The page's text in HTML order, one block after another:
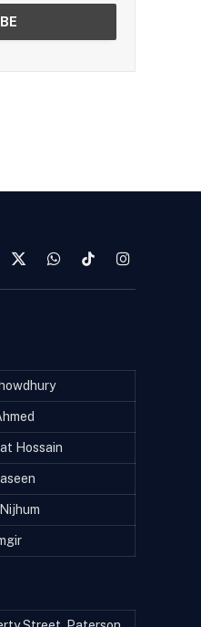
X
WhatsAppTikTokInstagram
Hossain